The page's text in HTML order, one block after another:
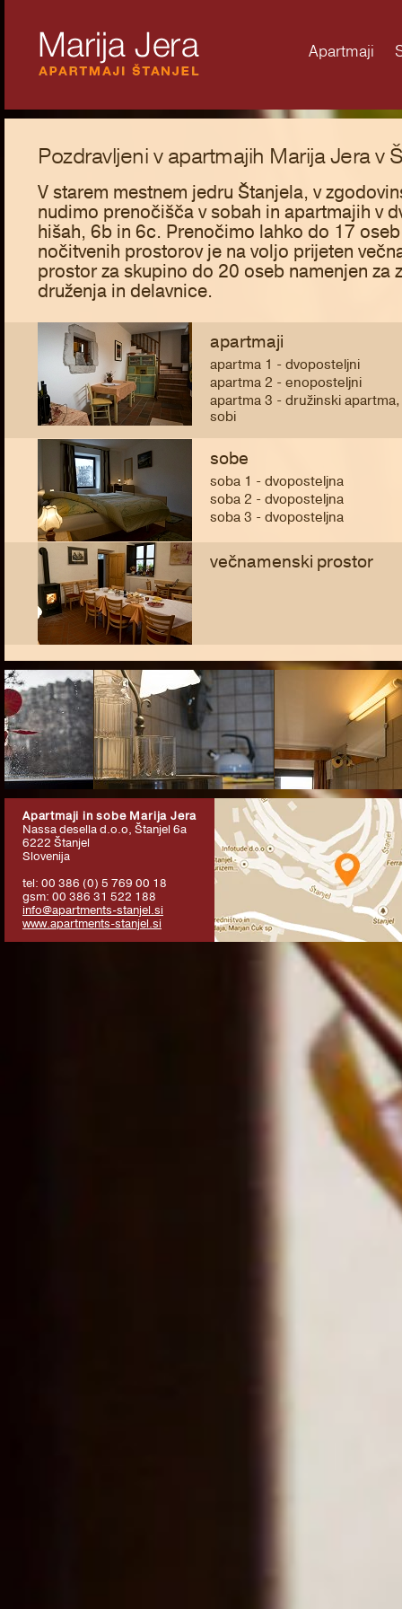
Apartmaji
Pozdravljeni v apartmajih Marija Jera v
V starem mestnem jedru Štanjela, v
nudimo prenočišča v sobah in apartmajih v
hišah, 6b in 6c. Prenočimo lahko do 17
nočitvenih prostorov je na voljo prijeten
prostor za skupino do 20 oseb namenjen za
druženja in delavnice.
apartmaji
apartma 1 - dvoposteljni
apartma 2 - enoposteljni
apartma 3 - družinski
sobi
sobe
soba 1 - dvoposteljna
soba 2 - dvoposteljna
soba 3 - dvoposteljna
večnamenski prostor
Apartmaji in sobe Marija Jera
Nassa desella d.o.o, Štanjel 6a
6222 Štanjel
Slovenija
tel: 00 386 (0) 5 769 00 18
gsm: 00 386 31 522 188
info@apartments-stanjel.si
www.apartments-stanjel.si